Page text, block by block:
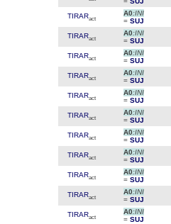
TIRARact
A0:INI
= SUJ
TIRARact
A0:INI
= SUJ
TIRARact
A0:INI
= SUJ
TIRARact
A0:INI
= SUJ
TIRARact
A0:INI
= SUJ
TIRARact
A0:INI
= SUJ
TIRARact
A0:INI
= SUJ
TIRARact
A0:INI
= SUJ
TIRARact
A0:INI
= SUJ
TIRARact
A0:INI
= SUJ
TIRARact
A0:INI
= SUJ